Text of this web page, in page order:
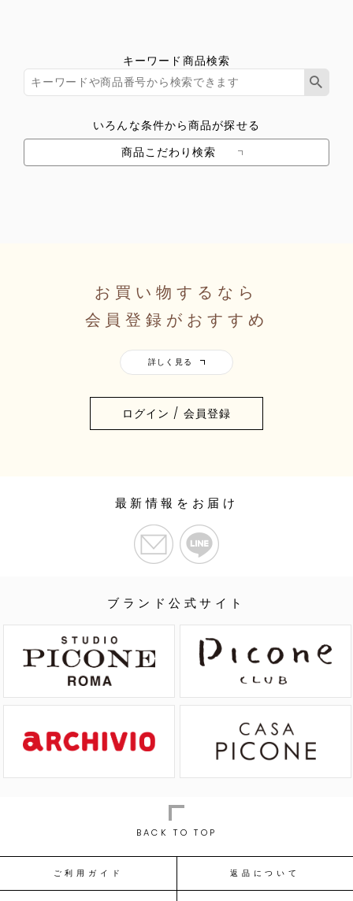
キーワード商品検索
いろんな条件から商品が探せる
商品こだわり検索
お買い物するなら
会員登録がおすすめ
ログイン / 会員登録
ブランド公式サイト
最新情報をお届け
BACK TO TOP
ご利用ガイド 返品について